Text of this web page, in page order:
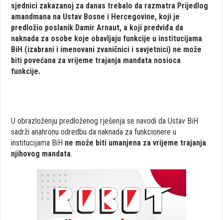
sjednici zakazanoj za danas trebalo da razmatra Prijedlog
amandmana na Ustav Bosne i Hercegovine, koji je
predložio poslanik Damir Arnaut, a koji predviđa da
naknada za osobe koje obavljaju funkcije u institucijama
BiH (izabrani i imenovani zvaničnici i savjetnici) ne može
biti povećana za vrijeme trajanja mandata nosioca
funkcije.
U obrazloženju predloženog rješenja se navodi da Ustav BiH
sadrži anahronu odredbu da naknada za funkcionere u
institucijama BiH ne može biti umanjena za vrijeme trajanja
njihovog mandata.